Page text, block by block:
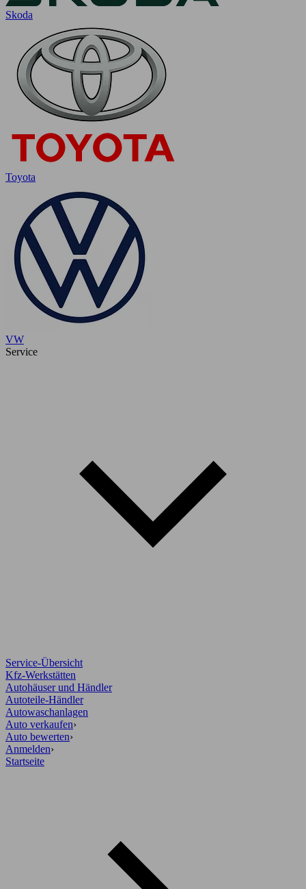
Skoda
Toyota
VW
Service
Service-Übersicht
Kfz-Werkstätten
Autohäuser und Händler
Autoteile-Händler
Autowaschanlagen
Auto verkaufen›
Auto bewerten›
Anmelden›
Startseite